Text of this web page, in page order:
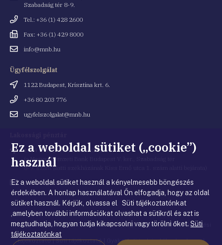
Szabadság tér 8-9.
Telefonszám
Tel.: +36 (1) 428 2600
Fax
Fax: +36 (1) 429 8000
Emailinfo@mnb.hu
Ügyfélszolgálat
Cím
1122 Budapest, Krisztina krt. 6.
Telefonszám
+36 80 203 776
Emailugyfelszolgalat@mnb.hu
Cím 1054 Budapest, Kiss Ernő utca 1.
(a Magyar Nemzeti Bank Budapest V. ker., Szabadság tér
8-9. szám alatti székházának Kiss Ernő utca 1. szám alatti bejárata)
Email
cím
penztar@mnb.hu
© Magyar Nemzeti Bank |Impresszum|Jogi nyilatkozat|Adatkezelési
tájékoztató|Süti tájékoztató| Gyakorlati tudnivalók a honlappal
Ez a weboldal sütiket („cookie”)
használ
Ez a weboldal sütiket használ a kényelmesebb böngészés
érdekében. A honlap használatával Ön elfogadja, hogy az oldal
sütiket használ. Kérjük, olvassa el Süti tájékoztatónkat
,amelyben további információkat olvashat a sütikről és azt is
megtudhatja, hogyan tudja kikapcsolni vagy törölni őket.Süti
tájékoztatónkat